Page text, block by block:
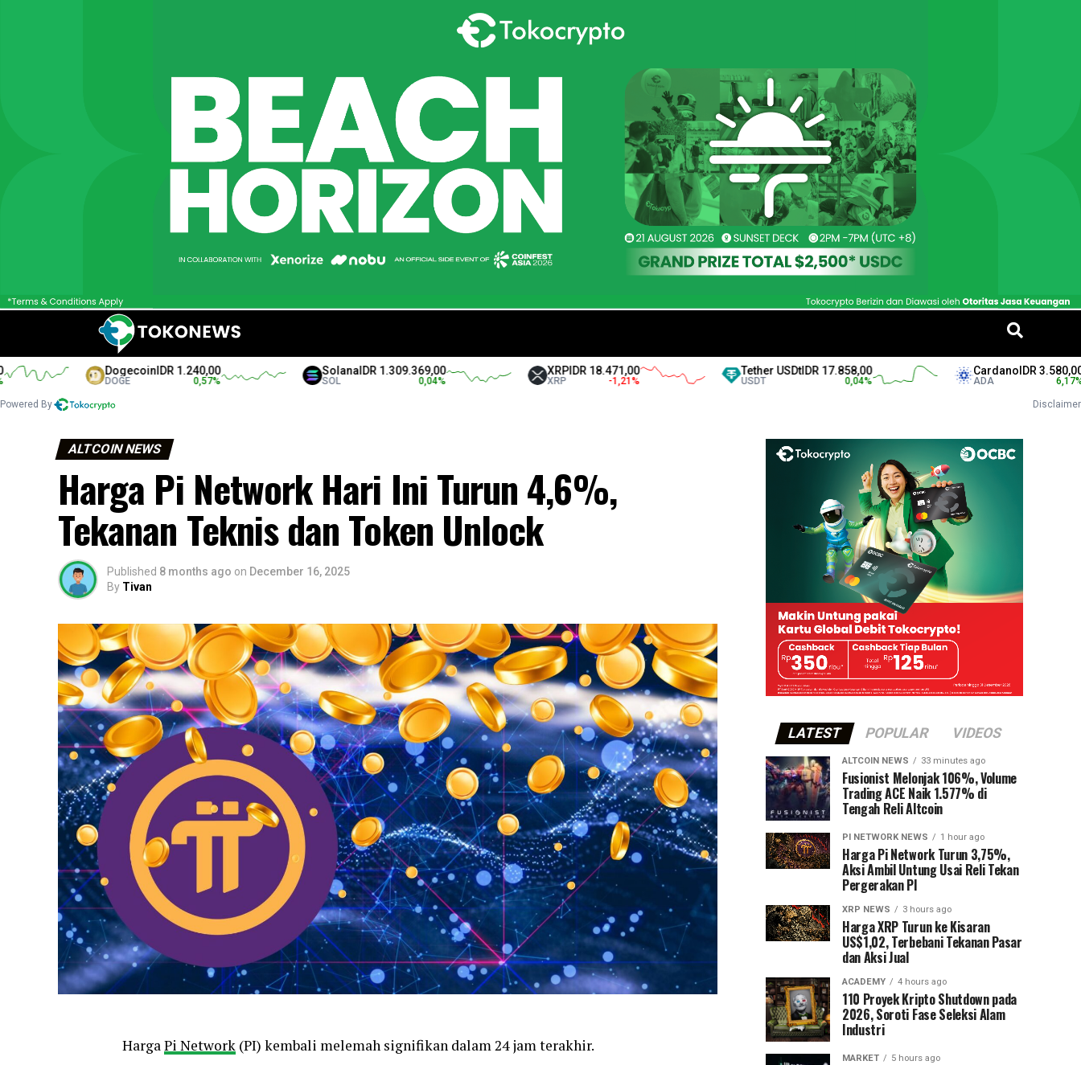
DogecoinIDR 1.240,00
DOGE
SolanaIDR 1.309.369,00 XRPIDR 18.471,00 Tether USDtIDR 17.858,00
USDT
CardanoIDR 3.580,00
Powered By Disclaimer
ALTCOIN NEWS
Harga Pi Network Hari Ini Turun 4,6%,
Tekanan Teknis dan Token Unlock
Published 8 months ago on December 16, 2025
By Tivan
HargaPi Network (PI) kembali melemah signifikan dalam 24 jam terakhir.
LATEST POPULAR VIDEOS
ALTCOIN NEWS 33 minutes ago
Fusionist Melonjak 106%, Volume
Trading ACE Naik 1.577% di
Tengah Reli Altcoin
PI NETWORK NEWS 1 hour ago
Harga Pi Network Turun 3,75%,
Aksi Ambil Untung Usai Reli Tekan
Pergerakan PI
XRP NEWS 3 hours ago
Harga XRP Turun ke Kisaran
US$1,02, Terbebani Tekanan Pasar
dan Aksi Jual
ACADEMY 4 hours ago
110 Proyek Kripto Shutdown pada
2026, Soroti Fase Seleksi Alam
Industri
MARKET 5 hours ago